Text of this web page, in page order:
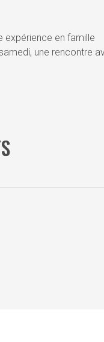
expérience en famille
une rencontre